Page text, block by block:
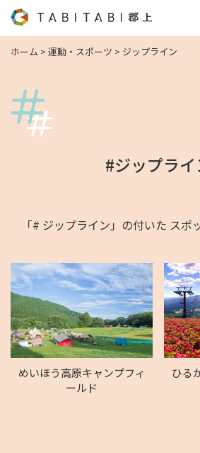
ホーム > 運動・スポーツ > ジップライン
#ジップライ
「# ジップライン」の付いた スポ
めいほう高原キャンプフィ
ールド
ひる